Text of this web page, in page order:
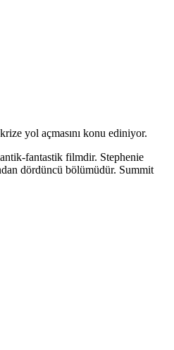
yol açmasını konu ediniyor.
fantastik filmdir. Stephenie
dördüncü bölümüdür. Summit